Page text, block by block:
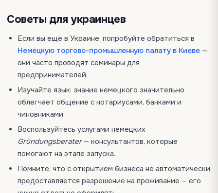
Советы для украинцев
Если вы ещё в Украине, попробуйте обратиться в
Немецкую торгово-промышленную палату в Киеве —
они часто проводят семинары для
предпринимателей.
Изучайте язык: знание немецкого значительно
облегчает общение с нотариусами, банками и
чиновниками.
Воспользуйтесь услугами немецких
Gründungsberater— консультантов, которые
помогают на этапе запуска.
Помните, что с открытием бизнеса не автоматически
предоставляется разрешение на проживание — его